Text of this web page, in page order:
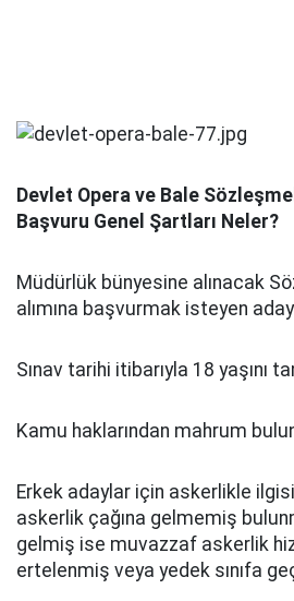
Devlet Opera ve Bale
Başvuru Genel Şartları Neler?
Müdürlük bünyesine alınacak
alımına başvurmak isteyen
Sınav tarihi itibarıyla 18 yaşını
Kamu haklarından mahrum
Erkek adaylar için askerlikle
askerlik çağına gelmemiş
gelmiş ise muvazzaf askerlik
ertelenmiş veya yedek sınıfa